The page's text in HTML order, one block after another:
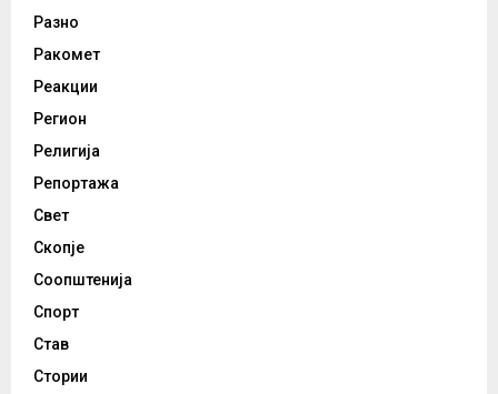
Разно
Ракомет
Реакции
Регион
Религија
Репортажа
Свет
Скопје
Соопштенија
Спорт
Став
Стории